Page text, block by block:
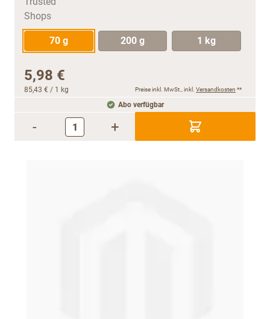
70 g 200 g 1 kg
5,98 €
85,43 € / 1 kg Preise inkl. MwSt., inkl. Versandkosten **
Abo verfügbar
- +